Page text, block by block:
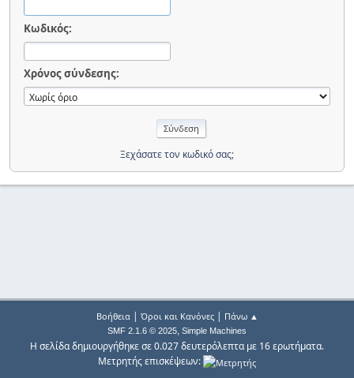
Κωδικός:
Χρόνος σύνδεσης:
Ξεχάσατε τον κωδικό σας;
Βοήθεια| Όροι και Κανόνες| Πάνω ▲
SMF 2.1.6 © 2025, Simple Machines
Η σελίδα δημιουργήθηκε σε 0.027 δευτερόλεπτα με 16 ερωτήματα.
Μετρητής επισκέψεων: